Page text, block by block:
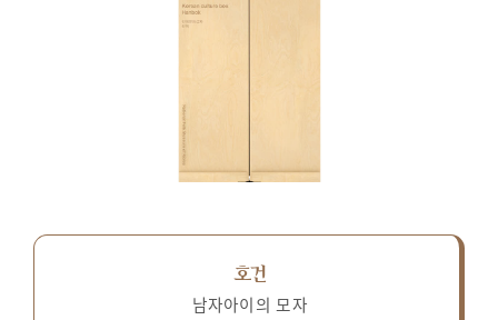
호건
남자아이의 모자